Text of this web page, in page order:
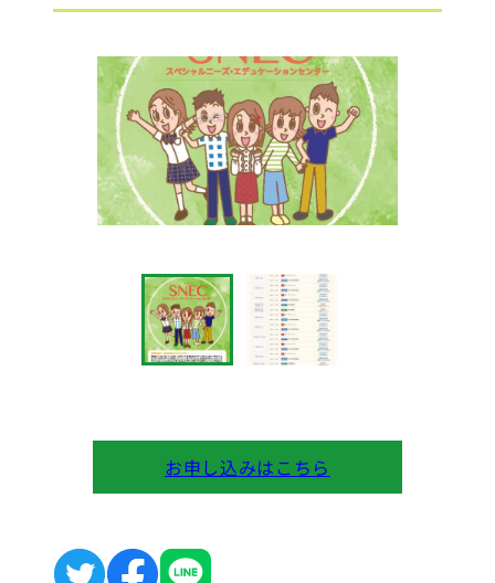
お申し込みはこちら